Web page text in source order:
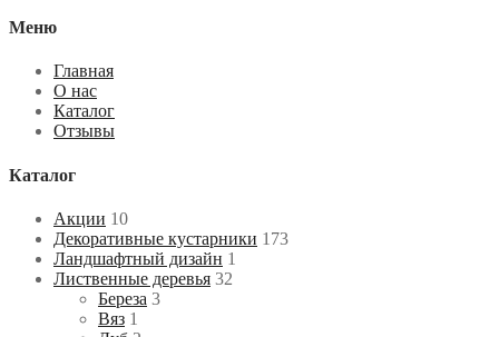
Меню
Главная
О нас
Каталог
Отзывы
Каталог
Акции 10
Декоративные кустарники 173
Ландшафтный дизайн 1
Лиственные деревья 32
Береза 3
Вяз 1